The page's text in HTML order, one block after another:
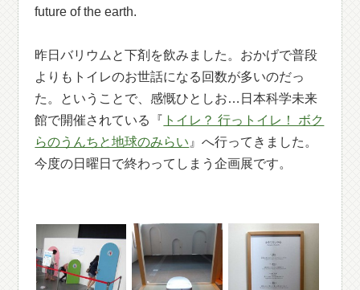
future of the earth.
昨日バリウムと下剤を飲みました。おかげで普段
よりもトイレのお世話になる回数が多いのだっ
た。ということで、感慨ひとしお…日本科学未来
館で開催されている『 トイレ？ 行っトイレ！ ボク
らのうんちと地球のみらい 』へ行ってきました。
今度の日曜日で終わってしまう企画展です。